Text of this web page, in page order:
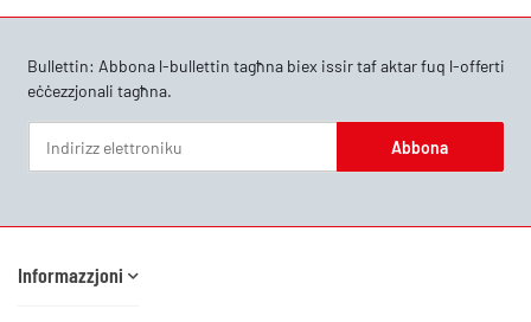
Bullettin: Abbona l-bullettin tagħna biex issir taf aktar fuq l-offerti
eċċezzjonali tagħna.
Abbona
Informazzjoni